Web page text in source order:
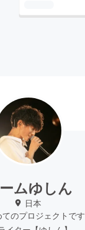
ムゆしん
日本
てのプロジェクトです